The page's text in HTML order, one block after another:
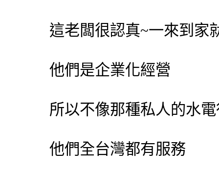
這老闆很認真~一來到家
他們是企業化經營
所以不像那種私人的水
他們全台灣都有服務